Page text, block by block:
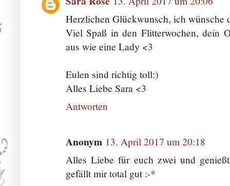
Herzlichen Glückwunsch, ich wünsche
Viel Spaß in den Flitterwochen, dein
aus wie eine Lady <3
Eulen sind richtig toll:)
Alles Liebe Sara <3
Antworten
Anonym 13. April 2017 um 20:18
Alles Liebe für euch zwei und
gefällt mir total gut :-*